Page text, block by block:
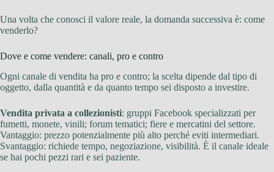
Una volta che conosci il valore reale, la domanda successiva è: come
venderlo?
Dove e come vendere: canali, pro e contro
Ogni canale di vendita ha pro e contro; la scelta dipende dal tipo di
oggetto, dalla quantità e da quanto tempo sei disposto a investire.
Vendita privata a collezionisti: gruppi Facebook specializzati per
fumetti, monete, vinili; forum tematici; fiere e mercatini del settore.
Vantaggio: prezzo potenzialmente più alto perché eviti intermediari.
Svantaggio: richiede tempo, negoziazione, visibilità. È il canale ideale
se hai pochi pezzi rari e sei paziente.